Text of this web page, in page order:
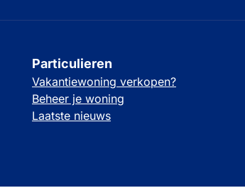
Particulieren
Vakantiewoning verkopen?
Beheer je woning
Laatste nieuws